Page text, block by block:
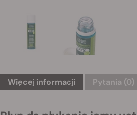
Więcej informacji Pytania (0)